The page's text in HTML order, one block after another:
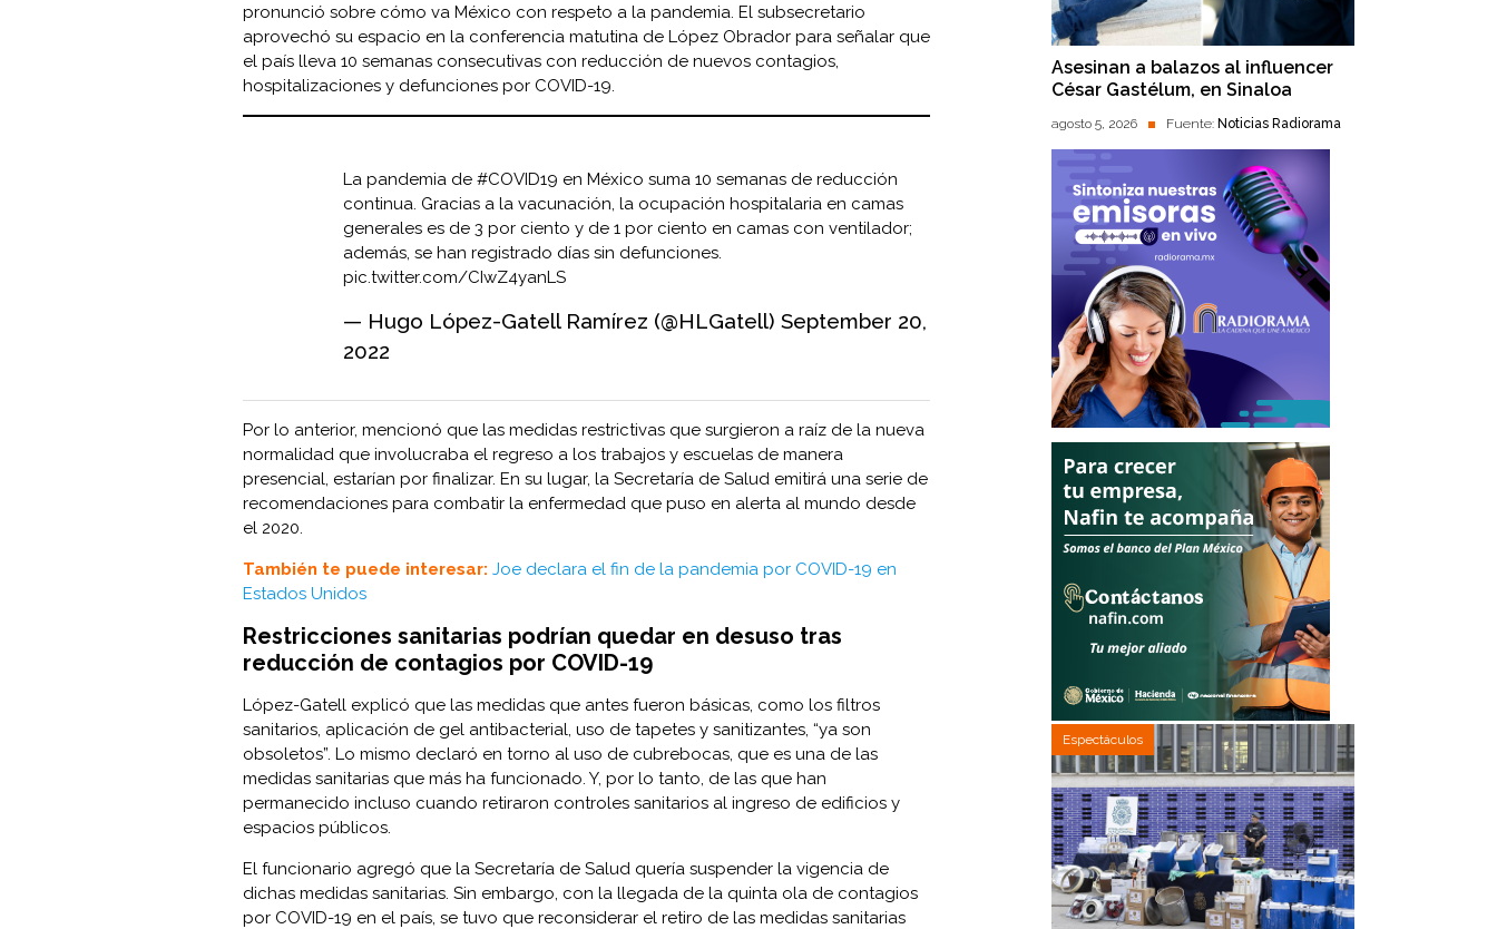
pronunció sobre cómo va México con respeto a la pandemia. El subsecretario
aprovechó su espacio en la conferencia matutina de López Obrador para señalar que
el país lleva 10 semanas consecutivas con reducción de nuevos contagios,
hospitalizaciones y defunciones por COVID-19.
La pandemia de #COVID19 en México suma 10 semanas de reducción
continua. Gracias a la vacunación, la ocupación hospitalaria en camas
generales es de 3 por ciento y de 1 por ciento en camas con ventilador;
además, se han registrado días sin defunciones.
pic.twitter.com/CIwZ4yanLS
— Hugo López-Gatell Ramírez (@HLGatell) September 20,
2022
Por lo anterior, mencionó que las medidas restrictivas que surgieron a raíz de la nueva
normalidad que involucraba el regreso a los trabajos y escuelas de manera
presencial, estarían por finalizar. En su lugar, la Secretaría de Salud emitirá una serie de
recomendaciones para combatir la enfermedad que puso en alerta al mundo desde
el 2020.
También te puede interesar: Joe declara el fin de la pandemia por COVID-19 en
Estados Unidos
Restricciones sanitarias podrían quedar en desuso tras
reducción de contagios por COVID-19
López-Gatell explicó que las medidas que antes fueron básicas, como los filtros
sanitarios, aplicación de gel antibacterial, uso de tapetes y sanitizantes, “ya son
obsoletos”. Lo mismo declaró en torno al uso de cubrebocas, que es una de las
medidas sanitarias que más ha funcionado. Y, por lo tanto, de las que han
permanecido incluso cuando retiraron controles sanitarios al ingreso de edificios y
espacios públicos.
El funcionario agregó que la Secretaría de Salud quería suspender la vigencia de
dichas medidas sanitarias. Sin embargo, con la llegada de la quinta ola de contagios
por COVID-19 en el país, se tuvo que reconsiderar el retiro de las medidas sanitarias
Asesinan a balazos al influencer
César Gastélum, en Sinaloa
agosto 5, 2026 Fuente: Noticias Radiorama
Espectáculos